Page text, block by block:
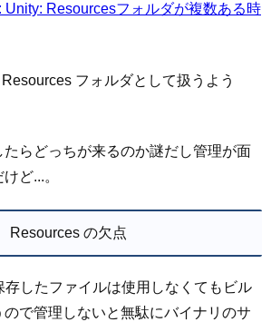
Unity: Resourcesフォルダが複数ある時
フォルダとして扱うよう
らどっちが来るのか謎だし管理が面
ど...。
Resources の欠点
存したファイルは使用しなくてもビル
ので管理しないと無駄にバイナリのサ